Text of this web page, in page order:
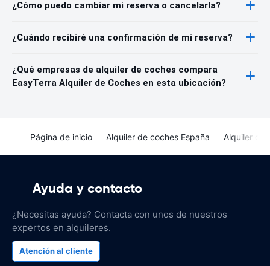
¿Cómo puedo cambiar mi reserva o cancelarla?
¿Cuándo recibiré una confirmación de mi reserva?
¿Qué empresas de alquiler de coches compara
EasyTerra Alquiler de Coches en esta ubicación?
Página de inicio Alquiler de coches España Alquiler de
Ayuda y contacto
¿Necesitas ayuda? Contacta con unos de nuestros
expertos en alquileres.
Atención al cliente